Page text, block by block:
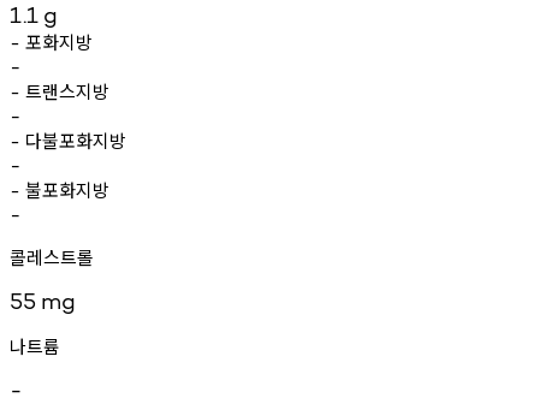
1.1 g
- 포화지방
-
- 트랜스지방
-
- 다불포화지방
-
- 불포화지방
-
콜레스트롤
55 mg
나트륨
-